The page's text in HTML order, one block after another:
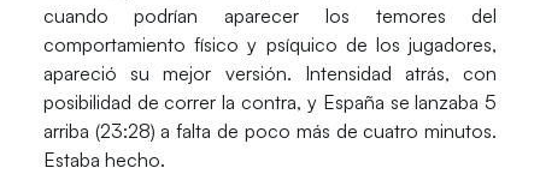
cuando podrían aparecer los temores del
comportamiento físico y psíquico de los jugadores,
apareció su mejor versión. Intensidad atrás, con
posibilidad de correr la contra, y España se lanzaba 5
arriba (23:28) a falta de poco más de cuatro minutos.
Estaba hecho.